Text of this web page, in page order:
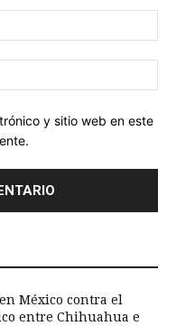
y sitio web en este
México contra el
entre Chihuahua e